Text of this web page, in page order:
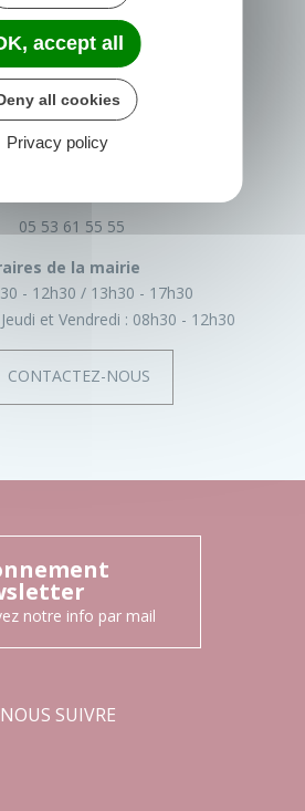
du Groupe Loiseau
05 53 61 55 55
de la mairie
- 12h30
13h30 - 17h30
et Vendredi : 08h30 - 12h30
CONTACTEZ-NOUS
notre info par mail
NOUS SUIVRE
accept all
all cookies
Privacy policy